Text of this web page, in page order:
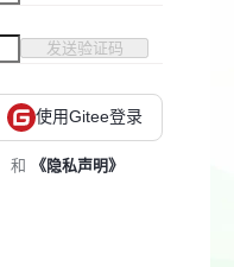
发送验证码
使用Gitee登录
和 《隐私声明》